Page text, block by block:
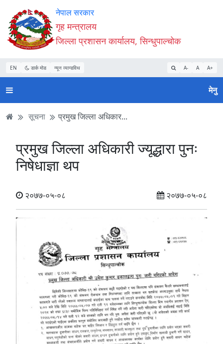
Accessibility
Mode
सुरु
गर्नुहोस्
सामाग्री
पढ्नुहाेस्
नेभिगेसन
पढ्नुहाेस्
वेबसाइट
खोजमा
जानुहोस्
नेपाल सरकार
गृह मन्त्रालय
जिल्ला प्रशासन कार्यालय, सिन्धुपाल्चोक
EN डार्क मोड न्यून व्यान्डविथ A- A A+
मेनु
सूचना प्रमुख जिल्ला अधिकार...
प्रमुख जिल्ला अधिकारी ज्यूद्धारा पुनः
निषेधाज्ञा थप
२०७७-०५-०८ २०७७-०५-०८